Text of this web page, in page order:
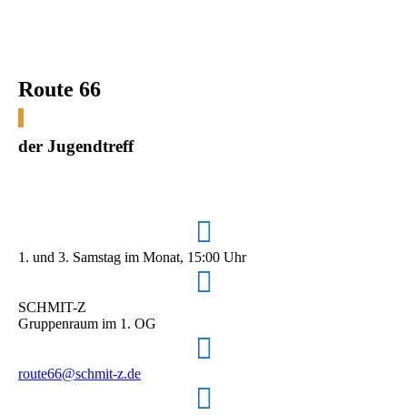
Route 66
der Jugendtreff
1. und 3. Samstag im Monat, 15:00 Uhr
SCHMIT-Z
Gruppenraum im 1. OG
route66@schmit-z.de